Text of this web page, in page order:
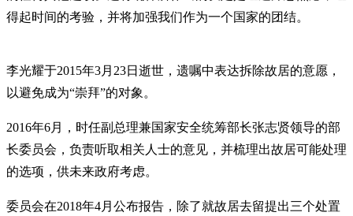
得起时间的考验，并将加强我们作为一个国家的团结。
李光耀于2015年3月23日逝世，遗嘱中表达拆除故居的意愿，
以避免成为“崇拜”的对象。
2016年6月，时任副总理兼国家安全统筹部长张志贤领导的部
长委员会，负责听取相关人士的意见，并梳理出故居可能处理
的选项，供未来政府考虑。
委员会在2018年4月公布报告，除了就故居去留提出三个处置